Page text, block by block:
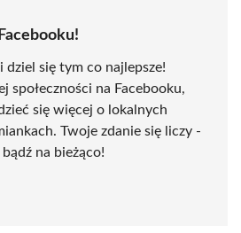
się tym co najlepsze!
społeczności na Facebooku,
się więcej o lokalnych
Twoje zdanie się liczy -
na bieżąco!